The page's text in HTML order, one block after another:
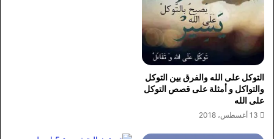
التوكل على الله والفرق بين التوكل
والتواكل و أمثلة على قصص التوكل
على الله
13 أغسطس، 2018